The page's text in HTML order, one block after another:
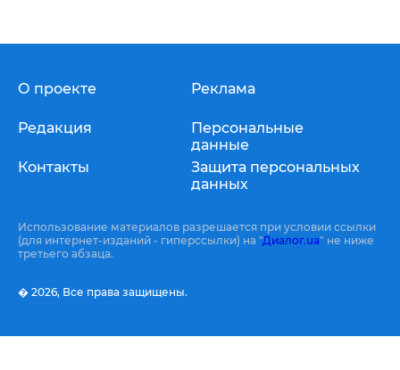
О проекте
Редакция
Контакты
Реклама
Персональные
данные
Защита персональных
данных
Использование материалов разрешается при условии ссылки
(для интернет-изданий - гиперссылки) на "Диалог.ua" не ниже
третьего абзаца.
� 2026, Все права защищены.